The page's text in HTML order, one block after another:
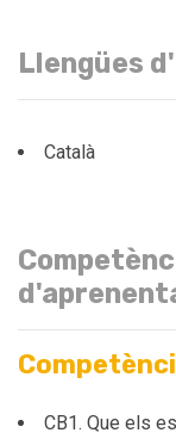
Llengües
Català
CB1. Que els